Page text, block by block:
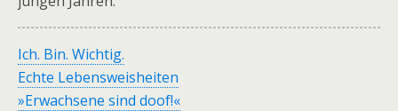
Ich. Bin. Wichtig.
Echte Lebensweisheiten
»Erwachsene sind doof!«